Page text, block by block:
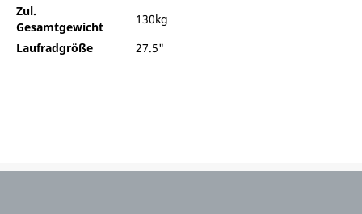
Zul.
Gesamtgewicht
130kg
Laufradgröße
27.5"